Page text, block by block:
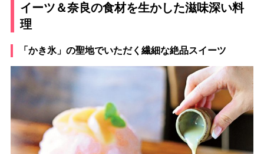
イーツ＆奈良の食材を生かした滋味深い料
理
「かき氷」の聖地でいただく繊細な絶品スイーツ